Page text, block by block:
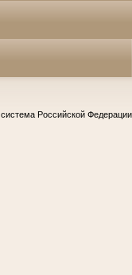
Российской